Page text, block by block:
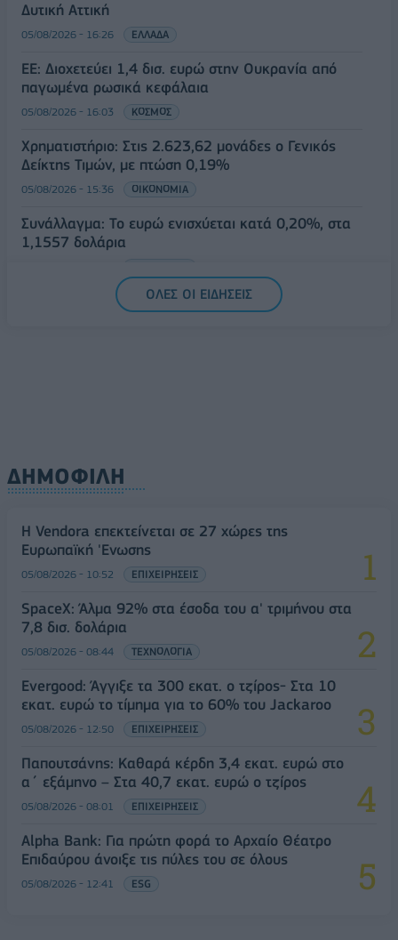
Δυτική Αττική
05/08/2026 - 16:26 ΕΛΛΑΔΑ
ΕΕ: Διοχετεύει 1,4 δισ. ευρώ στην Ουκρανία από
παγωμένα ρωσικά κεφάλαια
05/08/2026 - 16:03 ΚΟΣΜΟΣ
Χρηματιστήριο: Στις 2.623,62 μονάδες ο Γενικός
Δείκτης Τιμών, με πτώση 0,19%
05/08/2026 - 15:36 ΟΙΚΟΝΟΜΙΑ
Συνάλλαγμα: Το ευρώ ενισχύεται κατά 0,20%, στα
1,1557 δολάρια
ΟΛΕΣ ΟΙ ΕΙΔΗΣΕΙΣ
ΔΗΜΟΦΙΛΗ
Η Vendora επεκτείνεται σε 27 χώρες της
Ευρωπαϊκή 'Ενωσης
05/08/2026 - 10:52 ΕΠΙΧΕΙΡΗΣΕΙΣ
SpaceX: Άλμα 92% στα έσοδα του α' τριμήνου στα
7,8 δισ. δολάρια
05/08/2026 - 08:44 ΤΕΧΝΟΛΟΓΙΑ
Evergood: Άγγιξε τα 300 εκατ. ο τζίρος- Στα 10
εκατ. ευρώ το τίμημα για το 60% του Jackaroo
05/08/2026 - 12:50 ΕΠΙΧΕΙΡΗΣΕΙΣ
Παπουτσάνης: Καθαρά κέρδη 3,4 εκατ. ευρώ στο
α΄ εξάμηνο – Στα 40,7 εκατ. ευρώ ο τζίρος
05/08/2026 - 08:01 ΕΠΙΧΕΙΡΗΣΕΙΣ
Alpha Bank: Για πρώτη φορά το Αρχαίο Θέατρο
Επιδαύρου άνοιξε τις πύλες του σε όλους
05/08/2026 - 12:41 ESG